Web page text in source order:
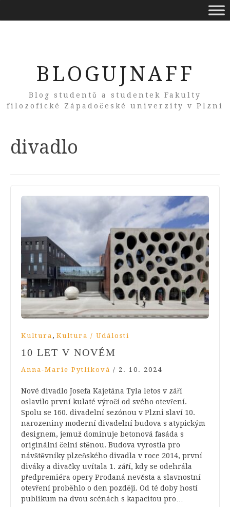
BLOGUJNAFF
Blog studentů a studentek Fakulty
filozofické Západočeské univerzity v Plzni
Tag:
divadlo
Kultura , Kultura / Události
10 LET V NOVÉM
Anna-Marie Pytlíková / 2. 10. 2024
Nové divadlo Josefa Kajetána Tyla letos v září
oslavilo první kulaté výročí od svého otevření.
Spolu se 160. divadelní sezónou v Plzni slaví 10.
narozeniny moderní divadelní budova s atypickým
designem, jemuž dominuje betonová fasáda s
originální čelní stěnou. Budova vyrostla pro
návštěvníky plzeňského divadla v roce 2014, první
diváky a divačky uvítala 1. září, kdy se odehrála
předpremiéra opery Prodaná nevěsta a slavnostní
otevření proběhlo o den později. Od té doby hostí
publikum na dvou scénách s kapacitou pro…